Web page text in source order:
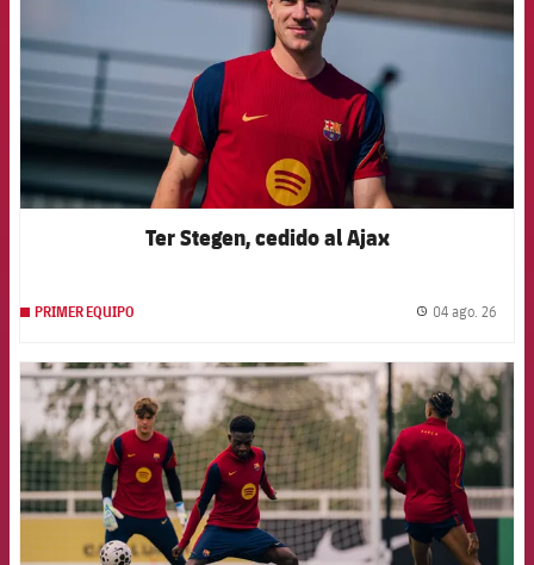
Ter Stegen, cedido al Ajax
PRIMER EQUIPO 04 ago. 26
FCB Barcelona badge